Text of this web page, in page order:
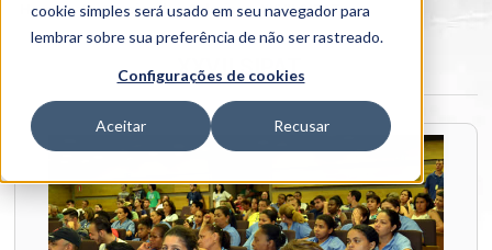
cookie simples será usado em seu navegador para
lembrar sobre sua preferência de não ser rastreado.
Configurações de cookies
Aceitar Recusar
Home > Institucional > Galerias > XXVII SIPAT
XXVII SIPAT